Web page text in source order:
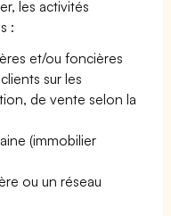
les activités
:
et/ou foncières
sur les
de vente selon la
(immobilier
ou un réseau